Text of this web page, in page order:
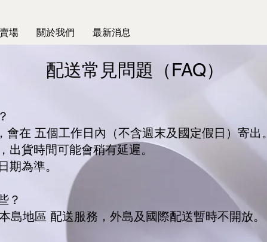
場 關於我們 最新消息
配送常見問題（FAQ）
在 五個工作日內（不含週末及國定假日）寄出。
貨時間可能會稍有延遲。
為準。
？
島地區 配送服務，外島及國際配送暫時不開放。